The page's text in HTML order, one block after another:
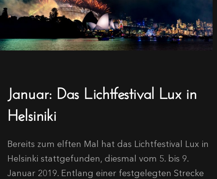
Januar: Das Lichtfestival Lux in
Helsiniki
Bereits zum elften Mal hat das Lichtfestival Lux in
Helsinki stattgefunden, diesmal vom 5. bis 9.
Januar 2019. Entlang einer festgelegten Strecke